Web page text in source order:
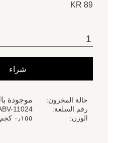
89
KR
شراء
حالة المخزون موجودة
رقم السلعة
11024
الوزن
٠٫١٥٥ كجم